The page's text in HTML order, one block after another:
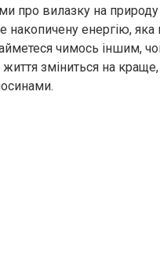
про вилазку на природу
накопичену енергію,
чимось іншим,
зміниться на